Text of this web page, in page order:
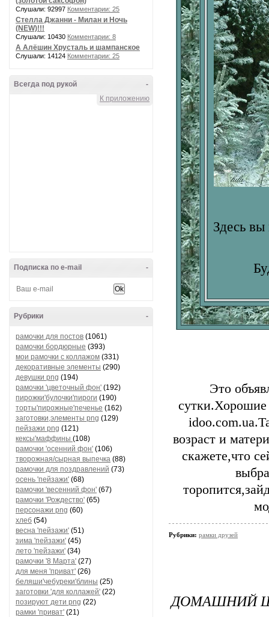
Слушали: 92997 Комментарии: 25
Стелла Джанни - Милан и Ночь
(NEW)!!!
Слушали: 10430 Комментарии: 8
А Алёшин Хрусталь и шампанское
Слушали: 14124 Комментарии: 25
-
Всегда под рукой
К приложению
-
Подписка по e-mail
-
Рубрики
рамочки для постов (1061)
рамочки бордюрные (393)
мои рамочки с коллажом (331)
декоративные элементы (290)
девушки png (194)
рамочки 'цветочный фон' (192)
пирожки'булочки'пироги (190)
торты'пирожные'печенье (162)
заготовки,элементы png (129)
пейзажи png (121)
кексы'маффины (108)
рамочки 'осенний фон' (106)
творожная/сырная выпечка (88)
рамочки для поздравлений (73)
осень 'пейзажи' (68)
рамочки 'весенний фон' (67)
рамочки 'Рождество' (65)
персонажи png (60)
хлеб (54)
весна 'пейзажи' (51)
зима 'пейзажи' (45)
лето 'пейзажи' (34)
рамочки '8 Марта' (27)
для меня 'приват' (26)
беляши'чебуреки'блины (25)
заготовки 'для коллажей' (22)
позируют дети png (22)
рамки 'приват' (21)
Здесь вы
Это
возраст и
скажете,что
Рубрики: рамки друзей
ДОМАШНИЙ